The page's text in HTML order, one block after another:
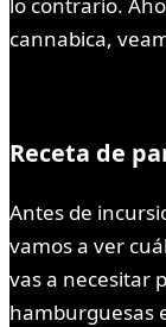
cannabica,
Receta de
Antes de
vamos a ver
vas a necesitar
hamburguesas